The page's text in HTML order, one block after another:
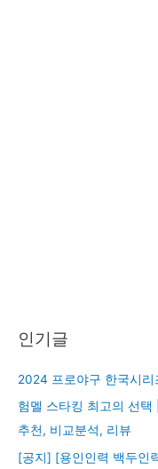
인기글
2024 프로야구 한국시
험멜 스타킹 최고의 선
추천, 비교분석, 리뷰
[공지] [용인인력 백두인